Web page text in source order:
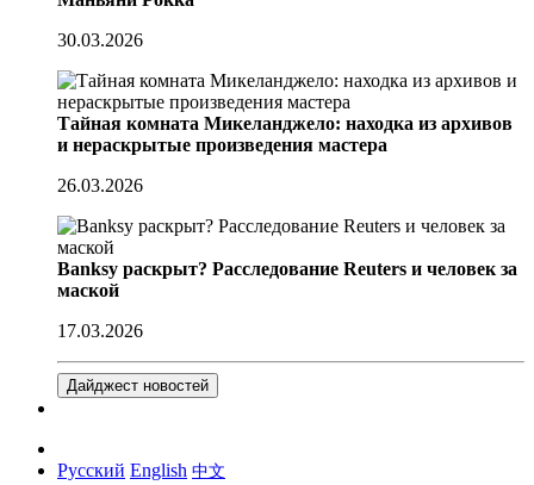
30.03.2026
Тайная комната Микеланджело: находка из архивов
и нераскрытые произведения мастера
26.03.2026
Banksy раскрыт? Расследование Reuters и человек за
маской
17.03.2026
Дайджест новостей
Русский English 中文